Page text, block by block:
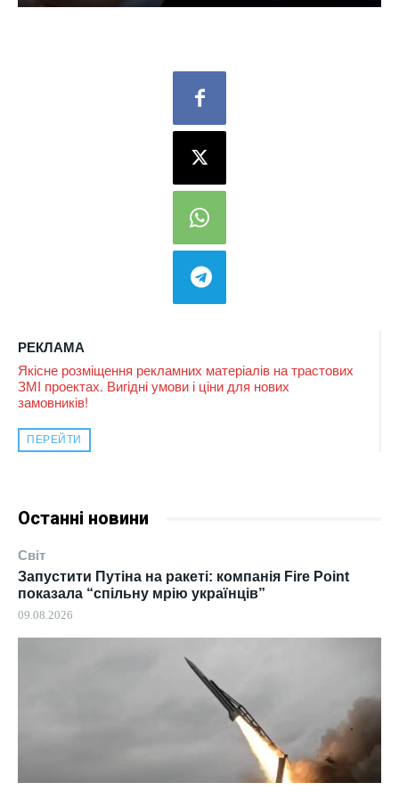
РЕКЛАМА
Якісне розміщення рекламних матеріалів на трастових
ЗМІ проектах. Вигідні умови і ціни для нових
замовників!
ПЕРЕЙТИ
Останні новини
Світ
Запустити Путіна на ракеті: компанія Fire Point
показала “спільну мрію українців”
09.08.2026